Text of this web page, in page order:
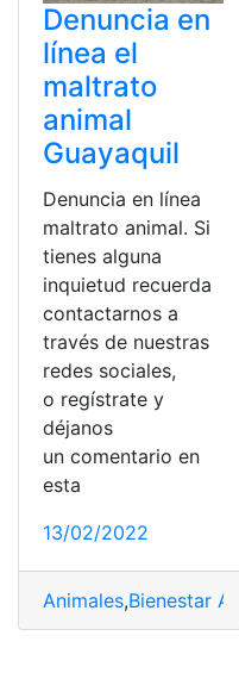
Denuncia en
línea el
maltrato
animal
Guayaquil
Denuncia en línea
maltrato animal. Si
tienes alguna
inquietud recuerda
contactarnos a
través de nuestras
redes sociales,
o regístrate y
déjanos
un comentario en
esta
13/02/2022
Animales,Bienestar